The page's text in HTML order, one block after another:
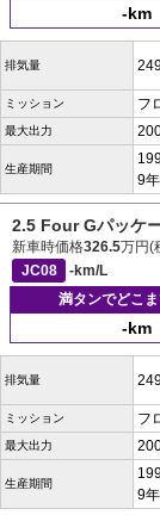
-km
排気量
ミッション フ
最大出力
生産期間
9
2.5 Four Gパッケ
新車時価格326.5万円(
JC08
-km/L
満タンでどこ
-km
排気量
ミッション フ
最大出力
生産期間
9